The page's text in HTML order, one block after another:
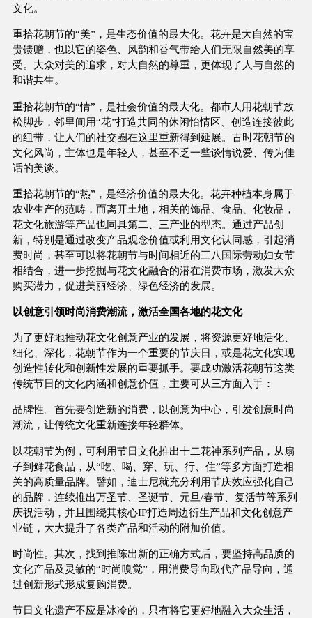
文化。
重拾花朝节的“美”，是生态价值的最大化。花卉是大自然的宝
贵馈赠，也以它的姿色、风韵和香气带给人们无限自然美的享
受。大众对美的追求，对大自然的尊重，更体现了人与自然的
和谐共生。
重拾花朝节的“情”，是社会价值的最大化。都市人用花朝节放
松脚步，邻里间用“花”打造共同的休闲怡情区、创造连接彼此
的纽带，让人们的社交圈在这里重新得到延展。古时花朝节的
文化风尚，主体也是年轻人，甚至不乏一些谈情说爱、传为佳
话的美谈。
重拾花朝节的“热”，是经济价值的最大化。花卉种植本身属于
农业生产的范畴，而离开土地，相关的饰品、食品、化妆品，
花文化旅游等产品也同具第二、三产业的型态。通过产品创
新，特别是通过改变产品观念价值或利用文化认同感，引起消
费时尚，甚至可以将花朝节与时间相近的三八国际劳动妇女节
相结合，进一步挖掘与花文化融合的潜在消费市场，激发大众
购买潜力，促进美丽经济、绿色经济的发展。
以创意引领时尚消费潮流，激活全国各地的花文化
为了更好地推动花文化创意产业的发展，将资源更好地活化、
细化、深化，花朝节作为一个重要的节庆日，或是花文化实现
创造性转化和创新性发展的重要抓手。要成功激活花朝节这类
传统节日的文化内涵和创意价值，主要可从三方面入手：
品牌性。首先要创造新的消费，以创意为中心，引发创意时尚
潮流，让传统文化重新连接年轻群体。
以花朝节为例，可利用节日文化推出十二花神系列产品，从扇
子到鲜花食品，从“吃、喝、穿、玩、行、住”等多方面打造相
关的高质量品牌。譬如，迪士尼就充分利用节庆效应强化自己
的品牌，连续推出万圣节、圣诞节、元旦/春节、复活节等系列
庆祝活动，并且围绕其核心IP打造周边衍生产品和文化创意产
业链，大大提升了各类产品和活动的附加价值。
时尚性。其次，找到推陈出新的正确方式后，要坚持高品质的
文化产品及灵敏的“时尚嗅觉”，用消费导向取代产品导向，通
过创新形式形成复购消费。
节日文化遗产不应是冰冷的，只有将它更好地融入大众生活，